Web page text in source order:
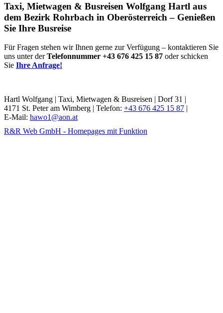
Taxi, Mietwagen & Busreisen Wolfgang Hartl aus
dem Bezirk Rohrbach in Oberösterreich – Genießen
Sie Ihre Busreise
Für Fragen stehen wir Ihnen gerne zur Verfügung – kontaktieren Sie
uns unter derTelefonnummer +43 676 425 15 87 oder schicken
Sie Ihre Anfrage!
Hartl Wolfgang | Taxi, Mietwagen & Busreisen | Dorf 31 |
4171 St. Peter am Wimberg | Telefon: +43 676 425 15 87 |
E-Mail: hawo1@aon.at
R&R Web GmbH - Homepages mit Funktion